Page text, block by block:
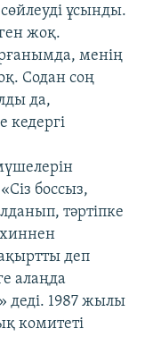
ұсынды.
жоқ.
менің
Содан соң
да,
кедергі
боссыз,
тәртіпке
деп
алаңда
деді. 1987 жылы
комитеті